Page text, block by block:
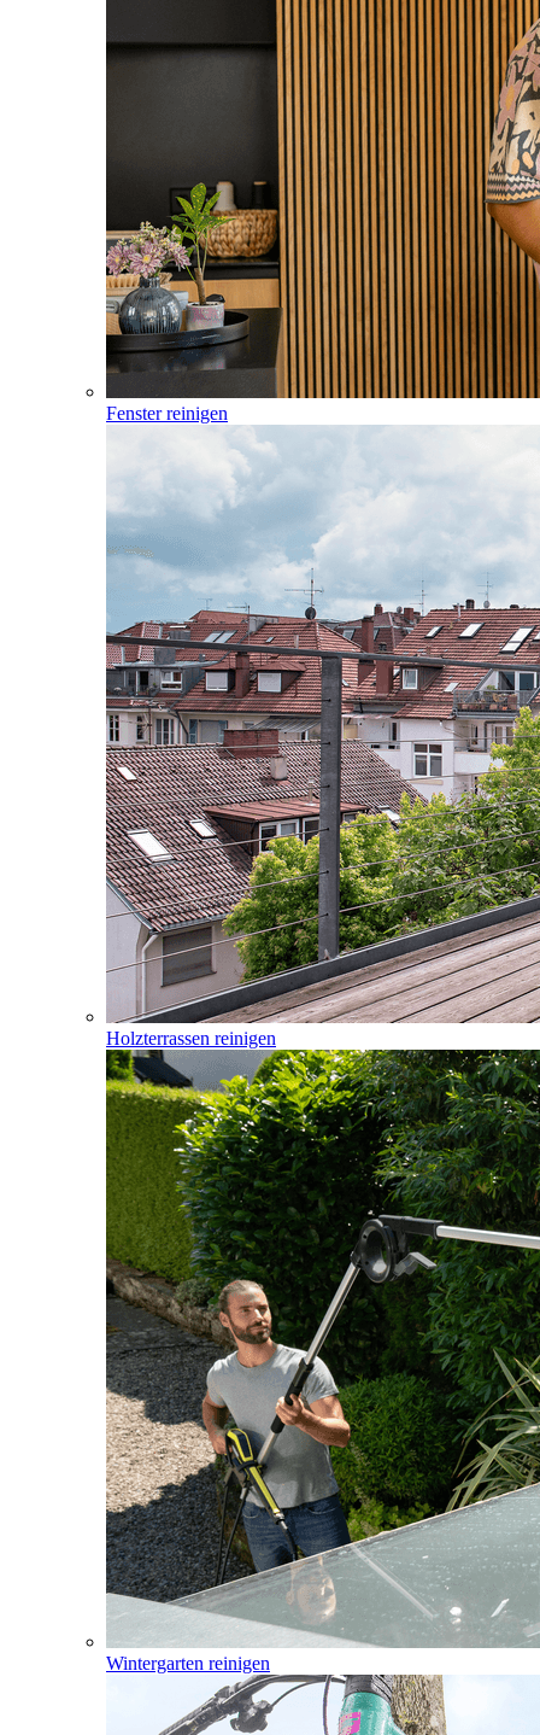
Fenster reinigen
Holzterrassen reinigen
Wintergarten reinigen